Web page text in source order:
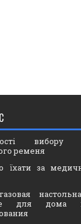
вибору
ременя
їхати за
для дома